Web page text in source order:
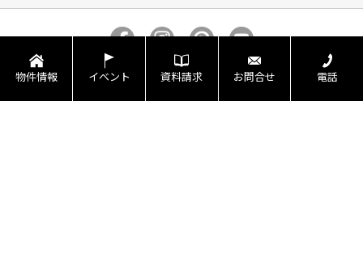
株式会社基住
兵庫県尼崎市西昆陽１丁目30番11号
地図
物件情報 イベント 資料請求 お問合せ 電話